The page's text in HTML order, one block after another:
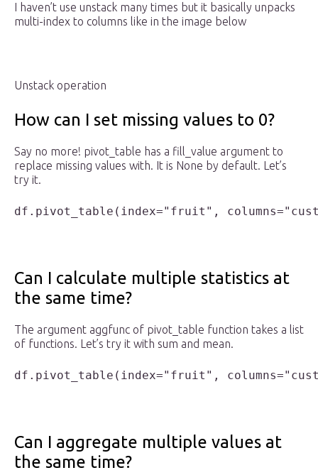
I haven’t use unstack many times but it basically unpacks
multi-index to columns like in the image below
Unstack operation
How can I set missing values to 0?
Say no more! pivot_table has a fill_value argument to
replace missing values with. It is None by default. Let’s
try it.
df.pivot_table(index="fruit",
Can I calculate multiple statistics at
the same time?
The argument aggfunc of pivot_table function takes a list
of functions. Let’s try it with sum and mean.
df.pivot_table(index="fruit",
Can I aggregate multiple values at
the same time?